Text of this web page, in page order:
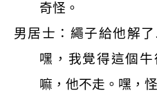
奇怪。
男居士：繩子給他解
嘿，我覺得這個
嘛，他不走。嘿，